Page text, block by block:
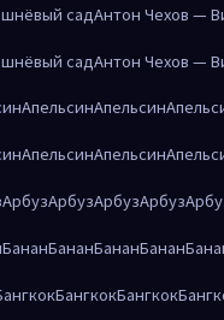
садАнтон Чехов —
садАнтон Чехов —
АпельсинАпельсин
АпельсинАпельсин
АрбузАрбузАрбузАрбуз
БананБананБананБанан
БангкокБангкок